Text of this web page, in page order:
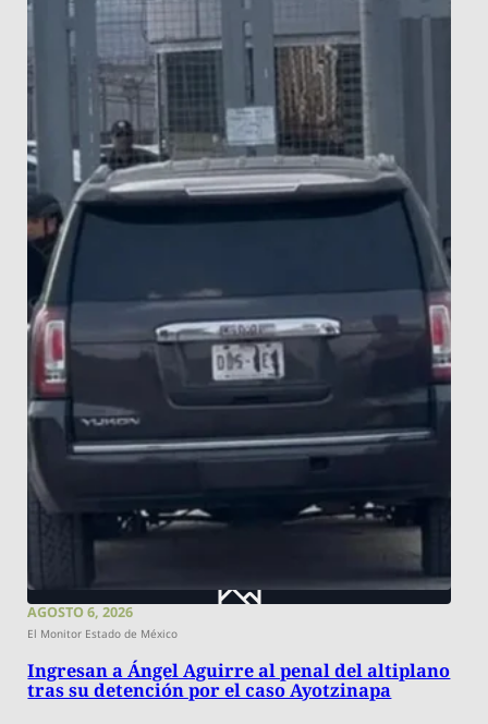
AGOSTO 6, 2026
El Monitor Estado de México
Ingresan a Ángel Aguirre al penal del altiplano
tras su detención por el caso Ayotzinapa